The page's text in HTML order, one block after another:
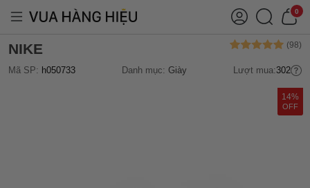
0
NIKE
Mã SP: h050733 Danh mục: Giày Lượt mua:302
14%
OFF